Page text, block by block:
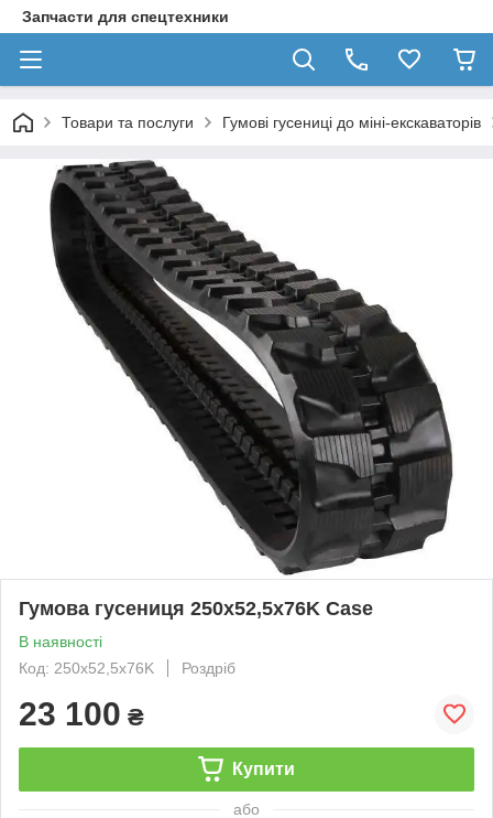
Запчасти для спецтехники
Товари та послуги Гумові гусениці до міні-екскаваторів
Гумова гусениця 250х52,5х76K Case
В наявності
Код: 250х52,5х76K
Роздріб
23 100 ₴
Купити
або